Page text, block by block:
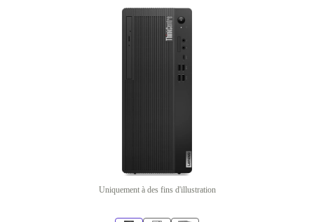
Uniquement à des fins d'illustration